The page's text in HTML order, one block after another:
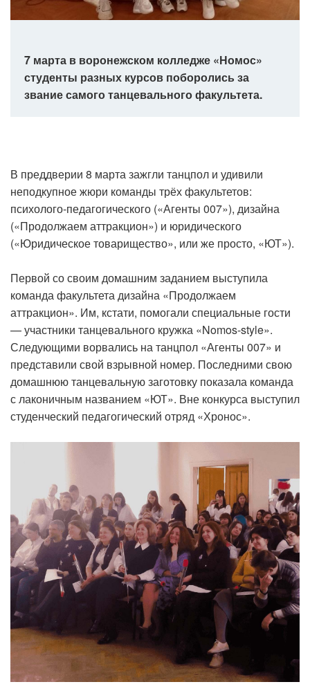
7 марта в воронежском колледже «Номос»
студенты разных курсов поборолись за
звание самого танцевального факультета.
В преддверии 8 марта зажгли танцпол и удивили
неподкупное жюри команды трёх факультетов:
психолого-педагогического («Агенты 007»), дизайна
(«Продолжаем аттракцион») и юридического
(«Юридическое товарищество», или же просто, «ЮТ»).
Первой со своим домашним заданием выступила
команда факультета дизайна «Продолжаем
аттракцион». Им, кстати, помогали специальные гости
— участники танцевального кружка «Nomos-style».
Следующими ворвались на танцпол «Агенты 007» и
представили свой взрывной номер. Последними свою
домашнюю танцевальную заготовку показала команда
с лаконичным названием «ЮТ». Вне конкурса выступил
студенческий педагогический отряд «Хронос».